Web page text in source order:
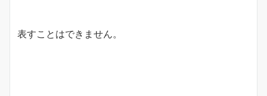
表すことはできません。